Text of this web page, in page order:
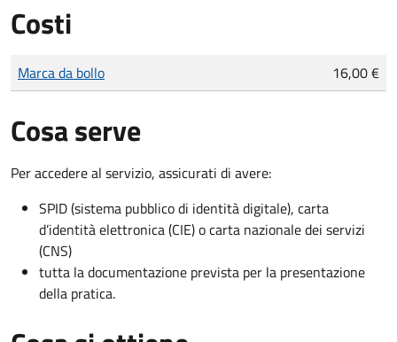
Costi
Tipo di pagamento
Importo
Marca da bollo 16,00 €
Cosa serve
Per accedere al servizio, assicurati di avere:
SPID (sistema pubblico di identità digitale), carta
d’identità elettronica (CIE) o carta nazionale dei servizi
(CNS)
tutta la documentazione prevista per la presentazione
della pratica.